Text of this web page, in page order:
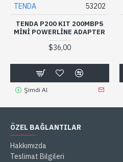
TENDA 53202
TENDA P200 KIT 200MBPS
MINI POWERLINE ADAPTER
$36,00
Şimdi Al
ÖZEL BAĞLANTILAR
Hakkımızda
Teslimat Bilgileri